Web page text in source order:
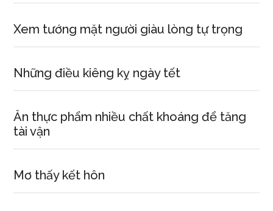
Xem tướng mặt người giàu lòng tự trọng
Những điều kiêng kỵ ngày tết
Ăn thực phẩm nhiều chất khoáng để tăng
tài vận
Mơ thấy kết hôn